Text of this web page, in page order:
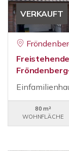
VERKAUFT
80 m²
WOHNFLÄCHE